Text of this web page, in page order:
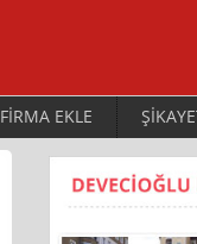
FİRMA EKLE